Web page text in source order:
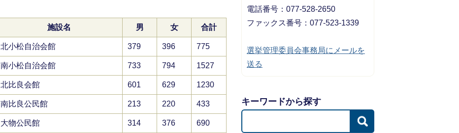
施設名 男 女 合計
北小松自治会館 379 396 775
南小松自治会館 733 794 1527
北比良会館 601 629 1230
南比良公民館 213 220 433
大物公民館 314 376 690
電話番号：077-528-2650
ファックス番号：077-523-1339
選挙管理委員会事務局にメールを
送る
キーワードから探す